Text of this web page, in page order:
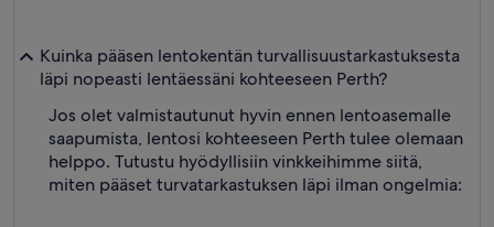
Kuinka pääsen lentokentän turvallisuustarkastuksesta
läpi nopeasti lentäessäni kohteeseen Perth?
Jos olet valmistautunut hyvin ennen lentoasemalle
saapumista, lentosi kohteeseen Perth tulee olemaan
helppo. Tutustu hyödyllisiin vinkkeihimme siitä,
miten pääset turvatarkastuksen läpi ilman ongelmia: